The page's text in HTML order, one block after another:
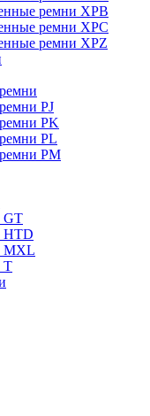
ремни XPB
ремни XPC
ремни XPZ
PJ
PK
PL
PM
GT
HTD
MXL
Т